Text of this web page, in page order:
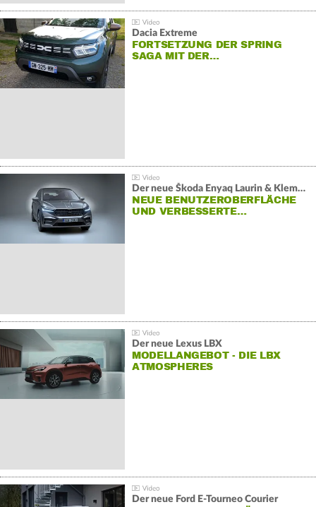
Dacia Extreme
FORTSETZUNG DER SPRING
SAGA MIT DER…
Der neue Škoda Enyaq Laurin & Klement
NEUE BENUTZEROBERFLÄCHE
UND VERBESSERTE…
Der neue Lexus LBX
MODELLANGEBOT - DIE LBX
ATMOSPHERES
Der neue Ford E-Tourneo Courier